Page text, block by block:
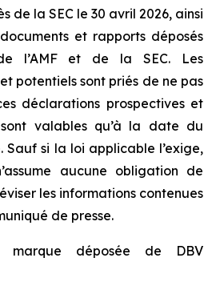
de la SEC le 30 avril 2026, ainsi
et rapports déposés
l’AMF et de la SEC. Les
potentiels sont priés de ne pas
déclarations prospectives et
valables qu’à la date du
Sauf si la loi applicable l’exige,
aucune obligation de
les informations contenues
de presse.
marque déposée de DBV